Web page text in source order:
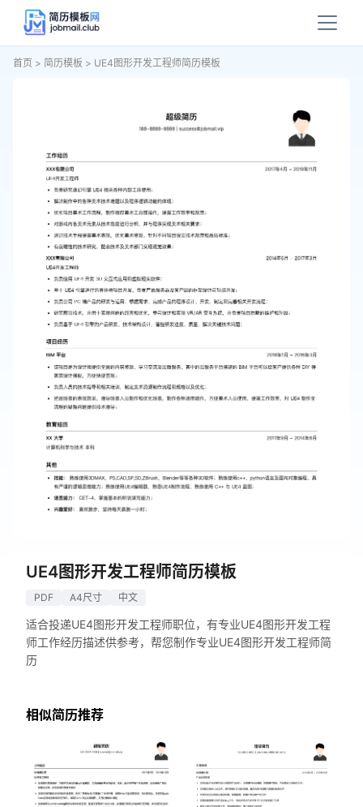
首页 > 简历模板 > UE4图形开发工程师简历模板
UE4图形开发工程师简历模板
PDF A4尺寸 中文
适合投递UE4图形开发工程师职位，有专业UE4图形开发工程
师工作经历描述供参考，帮您制作专业UE4图形开发工程师简
历
相似简历推荐